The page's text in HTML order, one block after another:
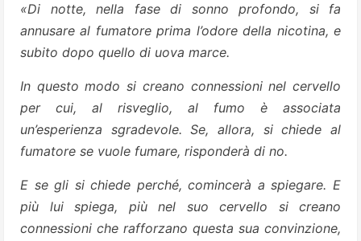
«Di notte, nella fase di sonno profondo, si fa
annusare al fumatore prima l’odore della nicotina, e
subito dopo quello di uova marce.
In questo modo si creano connessioni nel cervello
per cui, al risveglio, al fumo è associata
un’esperienza sgradevole. Se, allora, si chiede al
fumatore se vuole fumare, risponderà di no.
E se gli si chiede perché, comincerà a spiegare. E
più lui spiega, più nel suo cervello si creano
connessioni che rafforzano questa sua convinzione,